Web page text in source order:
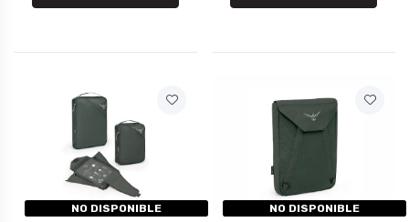
NO DISPONIBLE
NO DISPONIBLE